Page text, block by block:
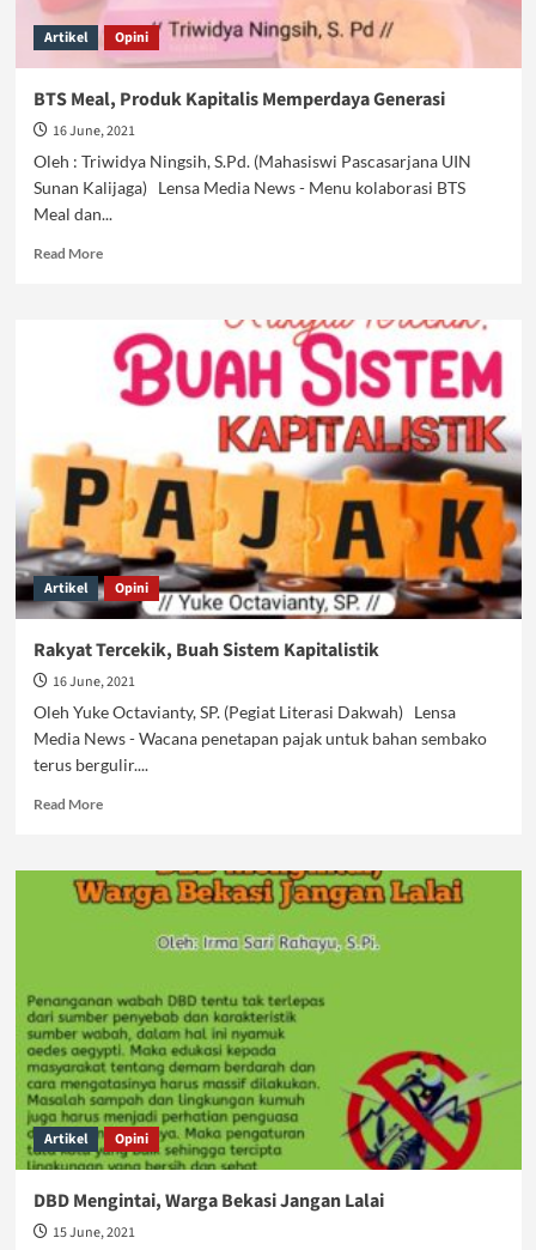
Artikel Opini
BTS Meal, Produk Kapitalis Memperdaya Generasi
16 June, 2021
Oleh : Triwidya Ningsih, S.Pd. (Mahasiswi Pascasarjana UIN
Sunan Kalijaga) Lensa Media News - Menu kolaborasi BTS
Meal dan...
Read MoreRead
Meal,
Produk
Kapitalis
Memperdaya
Artikel Opini
Rakyat Tercekik, Buah Sistem Kapitalistik
16 June, 2021
Oleh Yuke Octavianty, SP. (Pegiat Literasi Dakwah) Lensa
Media News - Wacana penetapan pajak untuk bahan sembako
terus bergulir....
Read MoreRead
Rakyat
Tercekik,
Buah
Artikel Opini
DBD Mengintai, Warga Bekasi Jangan Lalai
15 June, 2021